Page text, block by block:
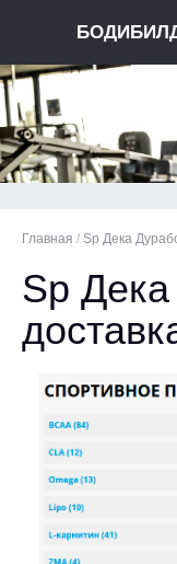
Главная / Sp Дека
Sp